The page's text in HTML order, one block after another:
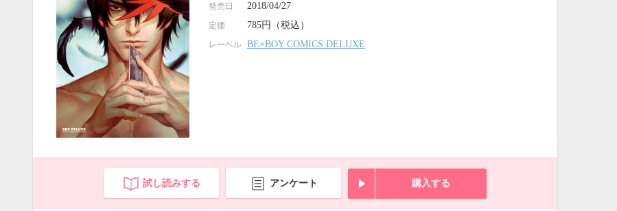
発売日 2018/04/27
定価 785円（税込）
レーベル BE×BOY COMICS DELUXE
試し読みする アンケート 購入する